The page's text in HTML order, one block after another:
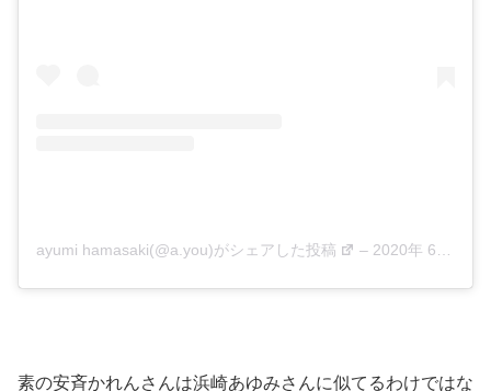
ayumi hamasaki(@a.you)がシェアした投稿 – 2020年 6月月11日午前5時01分PDT
素の安斉かれんさんは浜崎あゆみさんに似てるわけではな